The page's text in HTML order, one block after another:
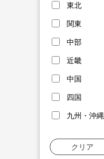
東北
関東
中部
近畿
中国
四国
九州・沖縄
クリア